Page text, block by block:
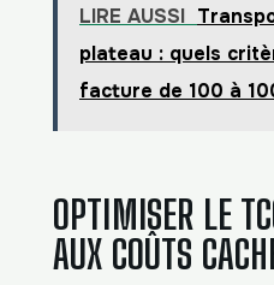
LIRE AUSSI
plateau : quels
facture de 100 à
OPTIMISER LE
AUX COÛTS